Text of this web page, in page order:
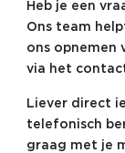
Heb je een
Ons team
ons opnemen
via het
Liever direct
telefonisch
graag met je